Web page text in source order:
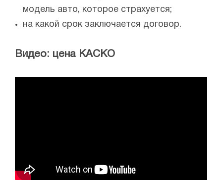
модель авто, которое страхуется;
на какой срок заключается договор.
Видео: цена КАСКО